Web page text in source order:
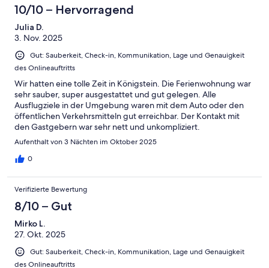
10/10 – Hervorragend
Julia D.
3. Nov. 2025
Gut: Sauberkeit, Check-in, Kommunikation, Lage und Genauigkeit
des Onlineauftritts
Wir hatten eine tolle Zeit in Königstein. Die Ferienwohnung war
sehr sauber, super ausgestattet und gut gelegen. Alle
Ausflugziele in der Umgebung waren mit dem Auto oder den
öffentlichen Verkehrsmitteln gut erreichbar. Der Kontakt mit
den Gastgebern war sehr nett und unkompliziert.
Aufenthalt von 3 Nächten im Oktober 2025
0
Verifizierte Bewertung
8/10 – Gut
Mirko L.
27. Okt. 2025
Gut: Sauberkeit, Check-in, Kommunikation, Lage und Genauigkeit
des Onlineauftritts